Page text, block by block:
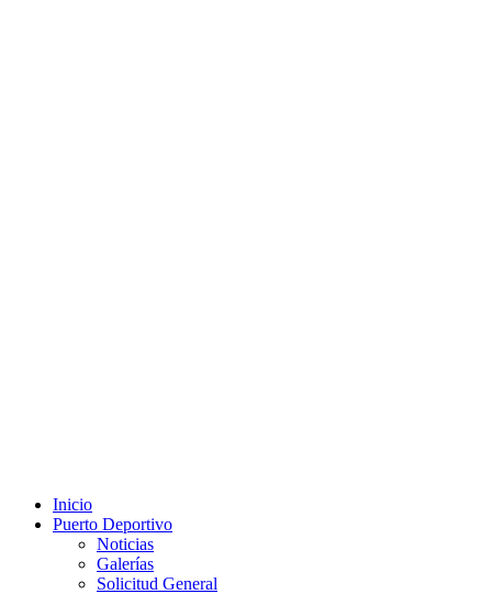
Inicio
Puerto Deportivo
Noticias
Galerías
Solicitud General